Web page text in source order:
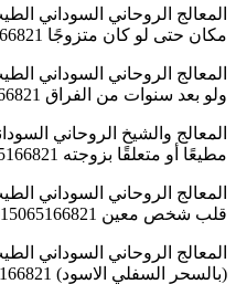
المعالج الروحاني السوداني
مكان حتى لو كان متزوجًا 0015065166821
المعالج الروحاني السوداني
ولو بعد سنوات من الفراق 0015065166821
المعالج والشيخ الروحاني
مطيعًا أو متعلقًا بزوجته 0015065166821
المعالج الروحاني السوداني
قلب شخص معين 0015065166821
المعالج الروحاني السوداني
(بالسحر السفلي الاسود) 0015065166821